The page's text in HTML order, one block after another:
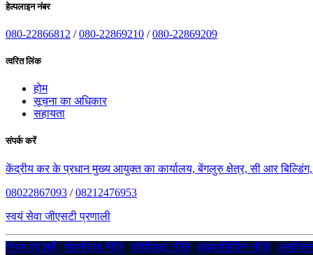
हेल्पलाइन नंबर
080-22866812 /080-22869210 /080-22869209
त्वरित लिंक
होम
सूचना का अधिकार
सहायता
संपर्क करें
केंद्रीय कर के प्रधान मुख्य आयुक्त का कार्यालय, बेंगलुरु क्षेत्र, सी आर
08022867093 /08212476953
स्वयं सेवा जीएसटी प्रणाली
नियम एवं शर्तें|गोपनीयता नीति|कॉपीराइट नीति|हाइपरलिंकिंग नीति|